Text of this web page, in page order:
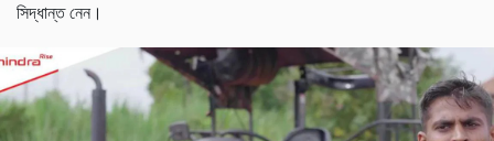
সিদ্ধান্ত নেন।